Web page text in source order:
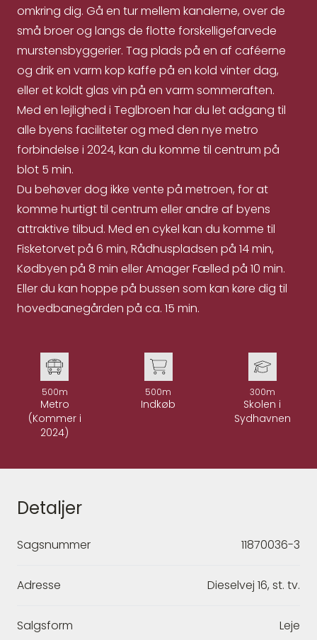
omkring dig. Gå en tur mellem kanalerne, over de
små broer og langs de flotte forskelligefarvede
murstensbyggerier. Tag plads på en af caféerne
og drik en varm kop kaffe på en kold vinter dag,
eller et koldt glas vin på en varm sommeraften.
Med en lejlighed i Teglbroen har du let adgang til
alle byens faciliteter og med den nye metro
forbindelse i 2024, kan du komme til centrum på
blot 5 min.
Du behøver dog ikke vente på metroen, for at
komme hurtigt til centrum eller andre af byens
attraktive tilbud. Med en cykel kan du komme til
Fisketorvet på 6 min, Rådhuspladsen på 14 min,
Kødbyen på 8 min eller Amager Fælled på 10 min.
Eller du kan hoppe på bussen som kan køre dig til
hovedbanegården på ca. 15 min.
500m
Metro
(Kommer i
2024)
500m
Indkøb
300m
Skolen i
Sydhavnen
Detaljer
Sagsnummer 11870036-3
Adresse Dieselvej 16, st. tv.
Salgsform Leje